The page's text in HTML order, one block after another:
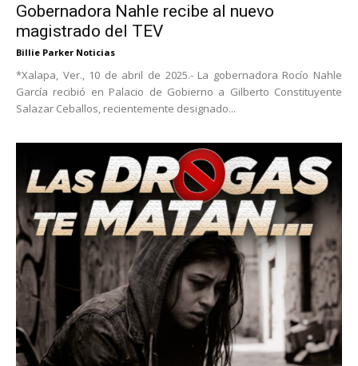
Gobernadora Nahle recibe al nuevo
magistrado del TEV
Billie Parker Noticias
*Xalapa, Ver., 10 de abril de 2025.- La gobernadora Rocío Nahle
García recibió en Palacio de Gobierno a Gilberto Constituyente
Salazar Ceballos, recientemente designado...